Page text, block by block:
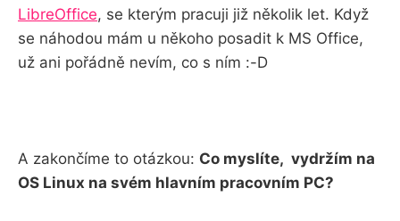
LibreOffice, se kterým pracuji již několik let. Když
se náhodou mám u někoho posadit k MS Office,
už ani pořádně nevím, co s ním :-D
A zakončíme to otázkou: Co myslíte, vydržím na
OS Linux na svém hlavním pracovním PC?